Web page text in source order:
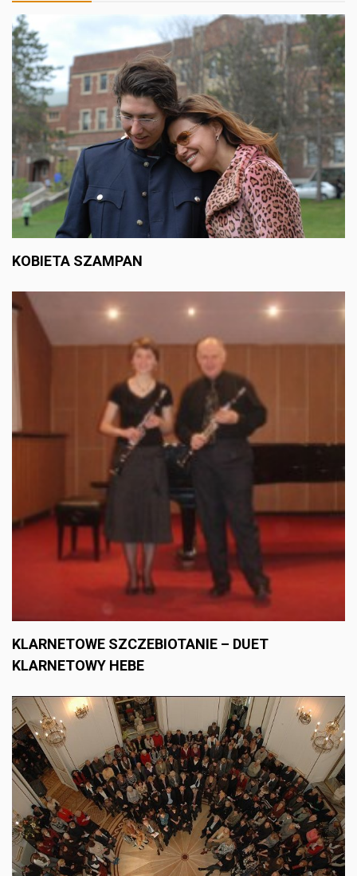
KOBIETA SZAMPAN
KLARNETOWE SZCZEBIOTANIE – DUET
KLARNETOWY HEBE